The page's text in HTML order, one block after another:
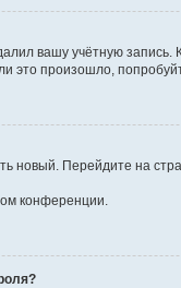
вашу учётную
произошло,
новый. Перейдите на
конференции.